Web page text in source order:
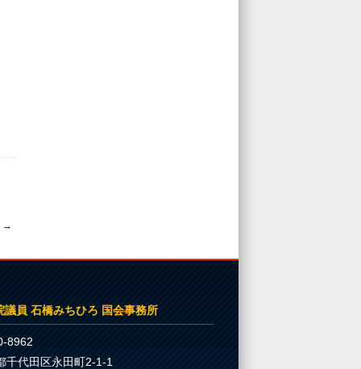
→
議員 石橋みちひろ 国会事務所
8962
千代田区永田町2-1-1